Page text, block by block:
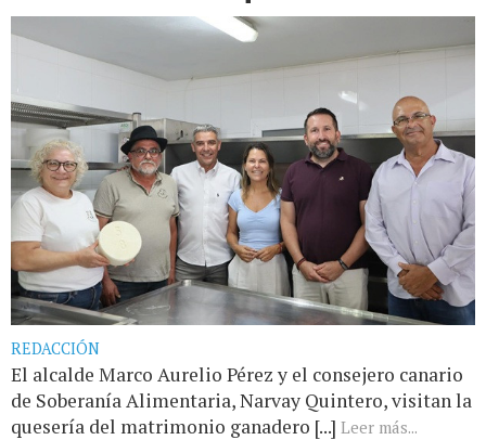
REDACCIÓN
El alcalde Marco Aurelio Pérez y el consejero canario
de Soberanía Alimentaria, Narvay Quintero, visitan la
quesería del matrimonio ganadero [...] Leer más...